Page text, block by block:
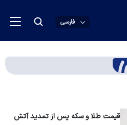
فارسی
قیمت طلا و سکه پس از تمدید آتش